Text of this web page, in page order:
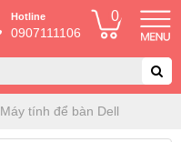
Hotline
0907111106
0
Máy tính để bàn Dell